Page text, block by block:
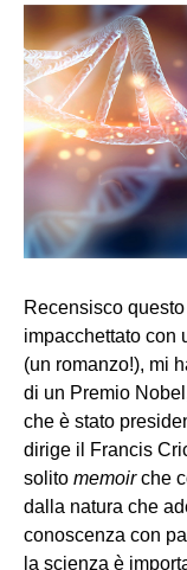
Recensisco
impacchettato con
(un romanzo!), mi
di un Premio
che è stato
dirige il Francis
solito memoirche
dalla natura che
conoscenza con
la scienza è